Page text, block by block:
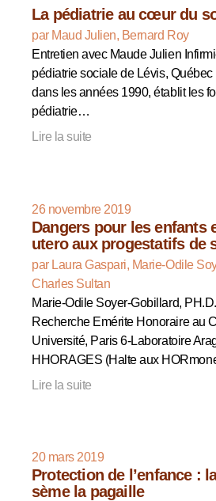
La pédiatrie au cœur du
par Maud Julien, Bernard Roy
Entretien avec Maude Julien
pédiatrie sociale de Lévis,
dans les années 1990, établit les
pédiatrie…
Lire la suite
26 novembre 2019
Dangers pour les enfants
utero aux progestatifs de
par Laura Gaspari, Marie-Odile
Charles Sultan
Marie-Odile Soyer-Gobillard,
Recherche Emérite Honoraire au
Université, Paris 6-Laboratoire
HHORAGES (Halte aux
Lire la suite
20 mars 2019
Protection de l’enfance :
sème la pagaille